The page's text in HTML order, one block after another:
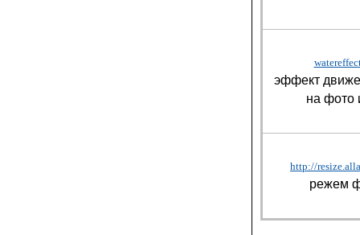
эффект
на фото
http://
режем